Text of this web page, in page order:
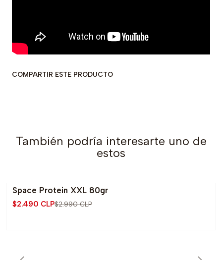
COMPARTIR ESTE PRODUCTO
También podría interesarte uno de
estos
-17% OFF
Space Protein XXL 80gr
$2.490 CLP$2.990 CLP